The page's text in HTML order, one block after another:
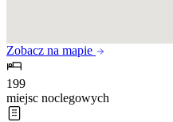
Zobacz na mapie
199
miejsc noclegowych